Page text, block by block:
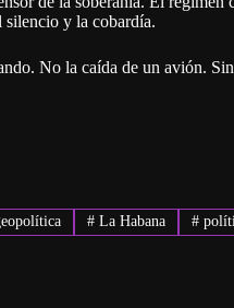
silencio y la cobardía.
No la caída de un avión.
#La Habana #